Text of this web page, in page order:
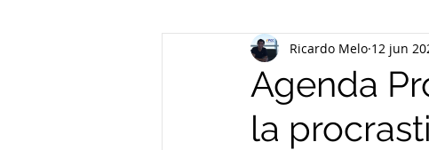
Agenda
la
Ricardo Melo 12 jun